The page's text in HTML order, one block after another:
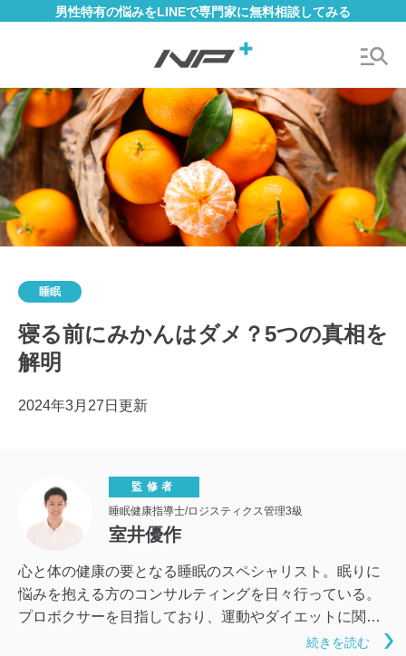
男性特有の悩みをLINEで専門家に無料相談してみる
睡眠
寝る前にみかんはダメ？5つの真相を
解明
2024年3月27日更新
監修者
睡眠健康指導士/ロジスティクス管理3級
室井優作
心と体の健康の要となる睡眠のスペシャリスト。眠りに
悩みを抱える方のコンサルティングを日々行っている。
プロボクサーを目指しており、運動やダイエットに関す
る指導も可能。おすすめの寝具はウェイトブランケッ
続きを読む